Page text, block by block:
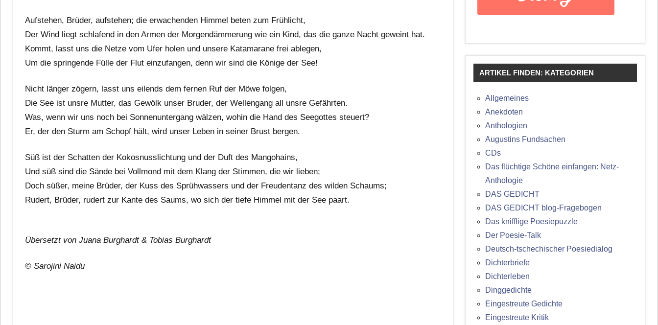
Aufstehen, Brüder, aufstehen; die erwachenden Himmel beten zum Frühlicht,
Der Wind liegt schlafend in den Armen der Morgendämmerung wie ein Kind, das die ganze Nacht geweint hat.
Kommt, lasst uns die Netze vom Ufer holen und unsere Katamarane frei ablegen,
Um die springende Fülle der Flut einzufangen, denn wir sind die Könige der See!
Nicht länger zögern, lasst uns eilends dem fernen Ruf der Möwe folgen,
Die See ist unsre Mutter, das Gewölk unser Bruder, der Wellengang all unsre Gefährten.
Was, wenn wir uns noch bei Sonnenuntergang wälzen, wohin die Hand des Seegottes steuert?
Er, der den Sturm am Schopf hält, wird unser Leben in seiner Brust bergen.
Süß ist der Schatten der Kokosnusslichtung und der Duft des Mangohains,
Und süß sind die Sände bei Vollmond mit dem Klang der Stimmen, die wir lieben;
Doch süßer, meine Brüder, der Kuss des Sprühwassers und der Freudentanz des wilden Schaums;
Rudert, Brüder, rudert zur Kante des Saums, wo sich der tiefe Himmel mit der See paart.
Übersetzt von Juana Burghardt & Tobias Burghardt
© Sarojini Naidu
ARTIKEL FINDEN: KATEGORIEN
Allgemeines
Anekdoten
Anthologien
Augustins Fundsachen
CDs
Das flüchtige Schöne einfangen: Netz-
Anthologie
DAS GEDICHT
DAS GEDICHT blog-Fragebogen
Das knifflige Poesiepuzzle
Der Poesie-Talk
Deutsch-tschechischer Poesiedialog
Dichterbriefe
Dichterleben
Dinggedichte
Eingestreute Gedichte
Eingestreute Kritik